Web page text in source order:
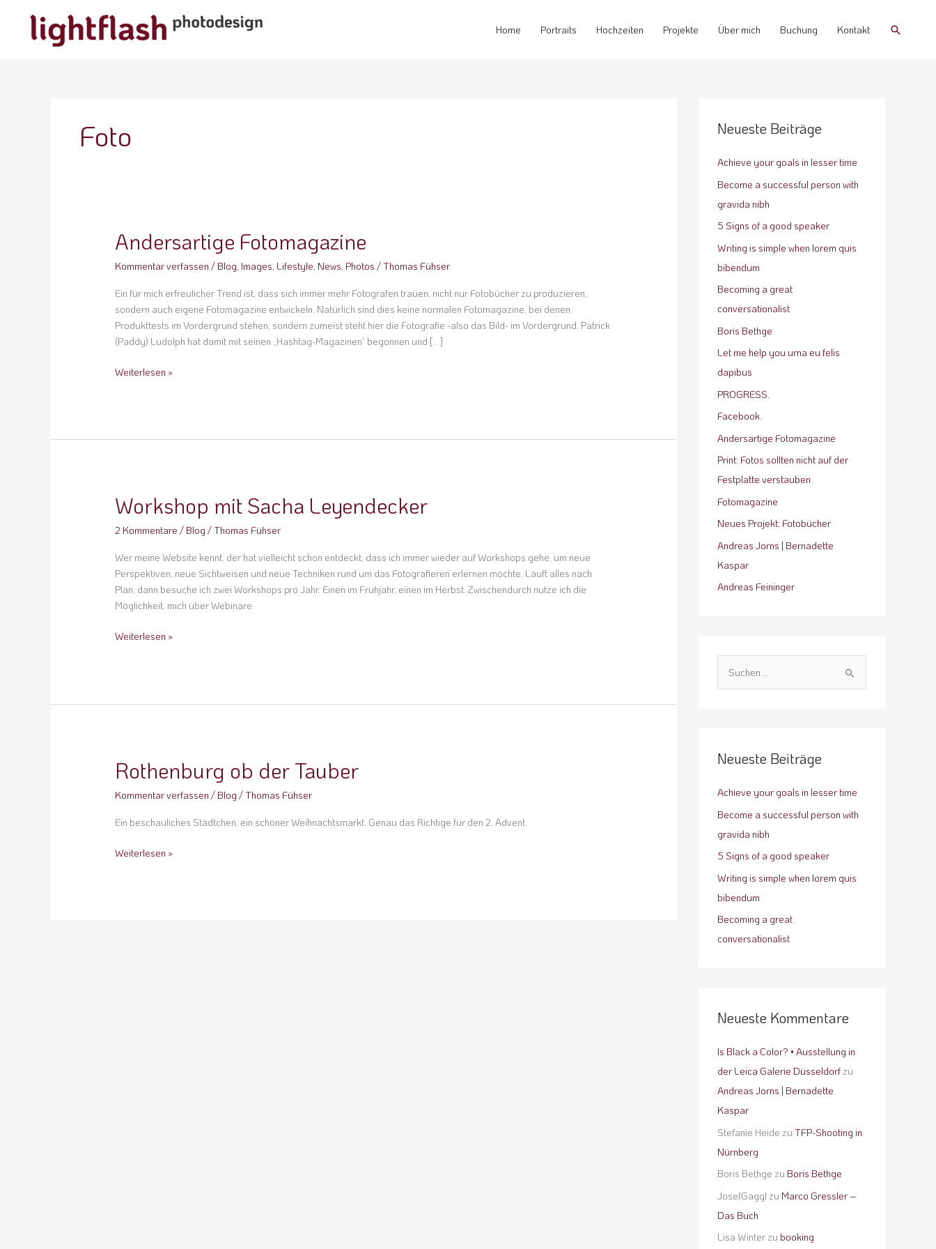
springen
Home Portraits Hochzeiten Projekte Über mich Buchung Kontakt Suchen
Foto
Andersartige Fotomagazine
Kommentar verfassen / Blog Images Lifestyle News Photos /Thomas Fühser
Ein für mich erfreulicher Trend ist, dass sich immer mehr Fotografen trauen, nicht nur Fotobücher zu produzieren,
sondern auch eigene Fotomagazine entwickeln. Natürlich sind dies keine normalen Fotomagazine, bei denen
Produkttests im Vordergrund stehen, sondern zumeist steht hier die Fotografie -also das Bild- im Vordergrund. Patrick
(Paddy) Ludolph hat damit mit seinen „Hashtag-Magazinen“ begonnen und […]
Andersartige
Fotomagazine
Weiterlesen »
Workshop mit Sacha Leyendecker
2 Kommentare / Blog/Thomas Fühser
Wer meine Website kennt, der hat vielleicht schon entdeckt, dass ich immer wieder auf Workshops gehe, um neue
Perspektiven, neue Sichtweisen und neue Techniken rund um das Fotografieren erlernen möchte. Läuft alles nach
Plan, dann besuche ich zwei Workshops pro Jahr. Einen im Frühjahr, einen im Herbst. Zwischendurch nutze ich die
Möglichkeit, mich über Webinare
Workshop
mit
Sacha
Weiterlesen »
Rothenburg ob der Tauber
Kommentar verfassen / Blog /Thomas Fühser
Ein beschauliches Städtchen, ein schöner Weihnachtsmarkt. Genau das Richtige für den 2. Advent.
Rothenburg
ob
der
Weiterlesen »
Neueste Beiträge
Achieve your goals in lesser time
Become a successful person with
gravida nibh
5 Signs of a good speaker
Writing is simple when lorem quis
bibendum
Becoming a great
conversationalist
Boris Bethge
Let me help you urna eu felis
dapibus
PROGRESS.
Facebook.
Andersartige Fotomagazine
Print: Fotos sollten nicht auf der
Festplatte verstauben
Fotomagazine
Neues Projekt: Fotobücher
Andreas Jorns | Bernadette
Kaspar
Andreas Feininger
u
e
n
a
c
h
Neueste Beiträge
Achieve your goals in lesser time
Become a successful person with
gravida nibh
5 Signs of a good speaker
Writing is simple when lorem quis
bibendum
Becoming a great
conversationalist
Neueste Kommentare
Is Black a Color? • Ausstellung in
der Leica Galerie Düsseldorf zu
Andreas Jorns | Bernadette
Kaspar
Stefanie Heide zu TFP-Shooting in
Nürnberg
Boris Bethge zu Boris Bethge
JosefGaggl zu Marco Gressler –
Das Buch
Lisa Winter zu booking